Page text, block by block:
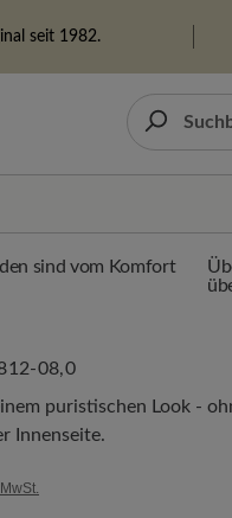
seit 1982.
08,0
puristischen Look -
Innenseite.